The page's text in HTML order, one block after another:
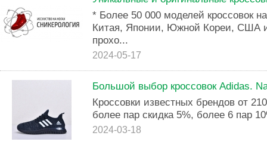
* Более 50 000 моделей кроссовок
Китая, Японии, Южной Кореи, США
прохо...
2024-05-17
Большой выбор кроссовок Adidas.
Кроссовки известных брендов от
более пар скидка 5%, более 6 пар
2024-03-18